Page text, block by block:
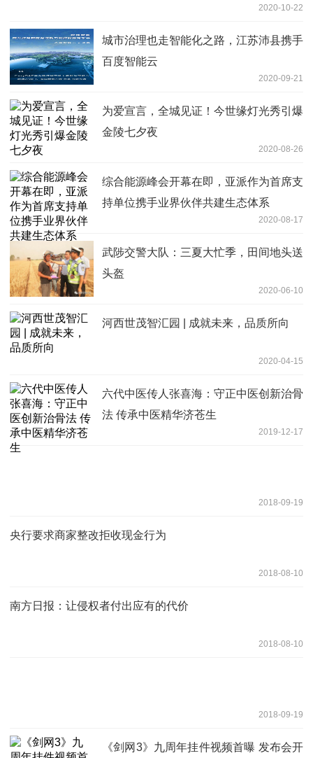
2020-10-22
城市治理也走智能化之路，江苏沛县携手
百度智能云
2020-09-21
为爱宣言，全城见证！今世缘灯光秀引爆
金陵七夕夜
2020-08-26
综合能源峰会开幕在即，亚派作为首席支
持单位携手业界伙伴共建生态体系
2020-08-17
武陟交警大队：三夏大忙季，田间地头送
头盔
2020-06-10
河西世茂智汇园 | 成就未来，品质所向
2020-04-15
六代中医传人张喜海：守正中医创新治骨
法 传承中医精华济苍生
2019-12-17
2018-09-19
央行要求商家整改拒收现金行为
2018-08-10
南方日报：让侵权者付出应有的代价
2018-08-10
2018-09-19
《剑网3》九周年挂件视频首曝 发布会开